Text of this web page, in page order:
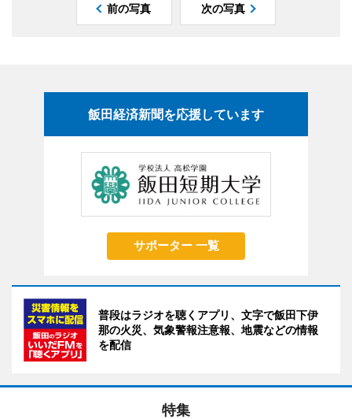
前の写真 次の写真
飯田経済新聞を応援しています
サポーター 一覧
普段はラジオを聴くアプリ、文字で飯田下伊
那の火災、気象警報注意報、地震などの情報
を配信
特集